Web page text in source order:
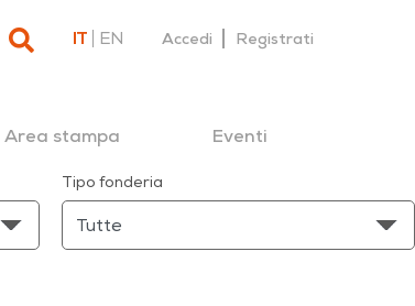
IT EN Accedi Registrati
Area stampa Eventi
Tipo fonderia